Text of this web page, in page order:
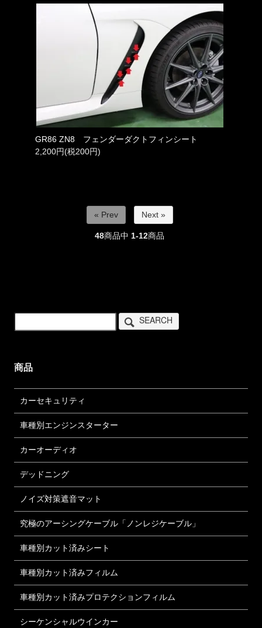
GR86 ZN8 フェンダーダクトフィンシート
2,200円(税200円)
« Prev Next »
48商品中 1-12商品
SEARCH
商品
カーセキュリティ
車種別エンジンスターター
カーオーディオ
デッドニング
ノイズ対策遮音マット
究極のアーシングケーブル「ノンレジケーブル」
車種別カット済みシート
車種別カット済みフィルム
車種別カット済みプロテクションフィルム
シーケンシャルウインカー